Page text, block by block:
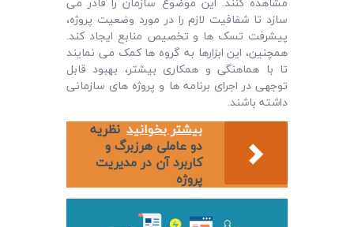
سازد تا شفافیت لازم را در مورد وضعیت پروژه،
پیشرفت تسک ‌ها و تخصیص منابع ایجاد کند.
همچنین، این ابزارها به گروه ‌ها کمک می نمایند
تا با هماهنگی و همکاری بیشتر، بهبود قابل
توجهی در اجرای برنامه ‌ها و پروژه‌ های سازمانی
داشته باشند.
بیشتر بخوانید نظریه
دو عاملی هرزبرگ و
کاربرد آن در مدیریت
پروژه